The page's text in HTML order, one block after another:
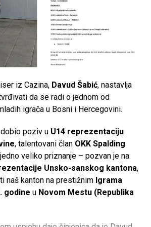
iz Cazina, Davud Šabić, nastavlja
da se radi o jednom od
igrača u Bosni i Hercegovini.
dobio poziv u U14 reprezentaciju
, talentovani član OKK Spalding
veliko priznanje – pozvan je na
Unsko-sanskog kantona,
naš kanton na prestižnim Igrama
godine u Novom Mestu (Republika